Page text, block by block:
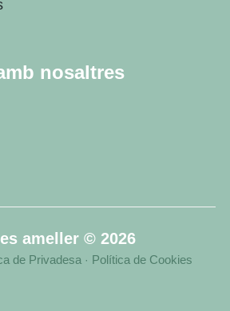
nosaltres
ameller © 2026
de Privadesa · Política de Cookies